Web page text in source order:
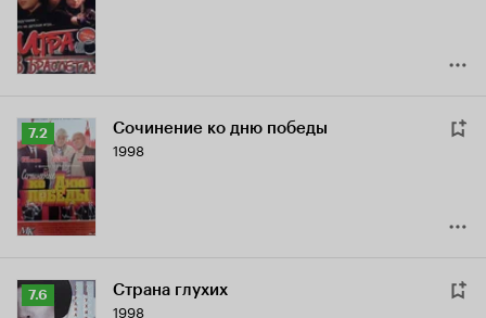
Рейтинг
Кинопоиска
7.2
7.2 Сочинение ко дню победы
1998
Рейтинг
7.6 Страна глухих
1998